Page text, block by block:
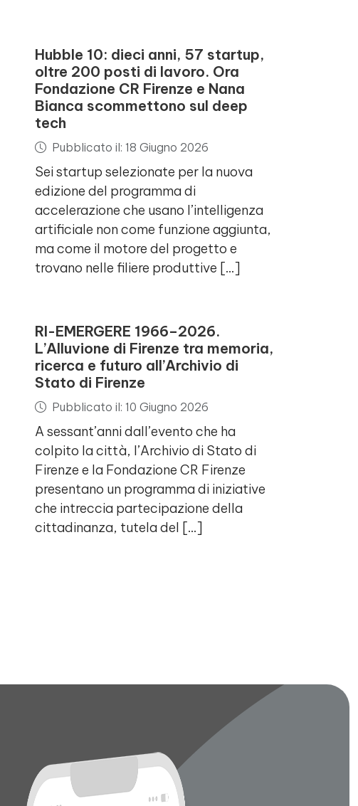
Hubble 10: dieci anni, 57 startup,
oltre 200 posti di lavoro. Ora
Fondazione CR Firenze e Nana
Bianca scommettono sul deep
tech
Pubblicato il: 18 Giugno 2026
Sei startup selezionate per la nuova
edizione del programma di
accelerazione che usano l’intelligenza
artificiale non come funzione aggiunta,
ma come il motore del progetto e
trovano nelle filiere produttive […]
RI-EMERGERE 1966–2026.
L’Alluvione di Firenze tra memoria,
ricerca e futuro all’Archivio di
Stato di Firenze
Pubblicato il: 10 Giugno 2026
A sessant’anni dall’evento che ha
colpito la città, l’Archivio di Stato di
Firenze e la Fondazione CR Firenze
presentano un programma di iniziative
che intreccia partecipazione della
cittadinanza, tutela del […]